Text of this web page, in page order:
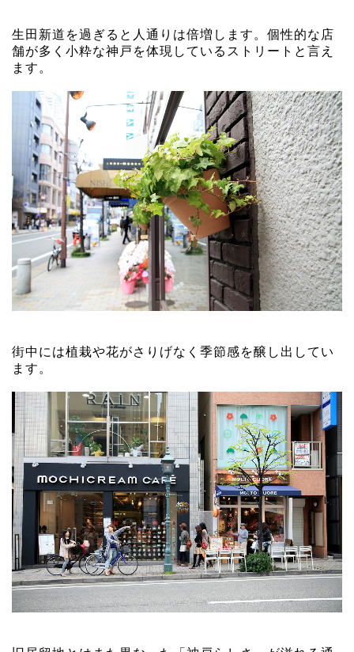
生田新道を過ぎると人通りは倍増します。個性的な店
舗が多く小粋な神戸を体現しているストリートと言え
ます。
街中には植栽や花がさりげなく季節感を醸し出してい
ます。